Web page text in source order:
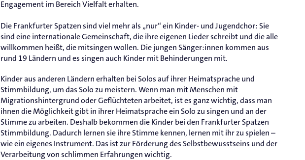
Engagement im Bereich Vielfalt erhalten.
Die Frankfurter Spatzen sind viel mehr als „nur“ ein Kinder- und Jugendchor: Sie
sind eine internationale Gemeinschaft, die ihre eigenen Lieder schreibt und die alle
willkommen heißt, die mitsingen wollen. Die jungen Sänger:innen kommen aus
rund 19 Ländern und es singen auch Kinder mit Behinderungen mit.
Kinder aus anderen Ländern erhalten bei Solos auf ihrer Heimatsprache und
Stimmbildung, um das Solo zu meistern. Wenn man mit Menschen mit
Migrationshintergrund oder Geflüchteten arbeitet, ist es ganz wichtig, dass man
ihnen die Möglichkeit gibt in ihrer Heimatsprache ein Solo zu singen und an der
Stimme zu arbeiten. Deshalb bekommen die Kinder bei den Frankfurter Spatzen
Stimmbildung. Dadurch lernen sie ihre Stimme kennen, lernen mit ihr zu spielen –
wie ein eigenes Instrument. Das ist zur Förderung des Selbstbewusstseins und der
Verarbeitung von schlimmen Erfahrungen wichtig.